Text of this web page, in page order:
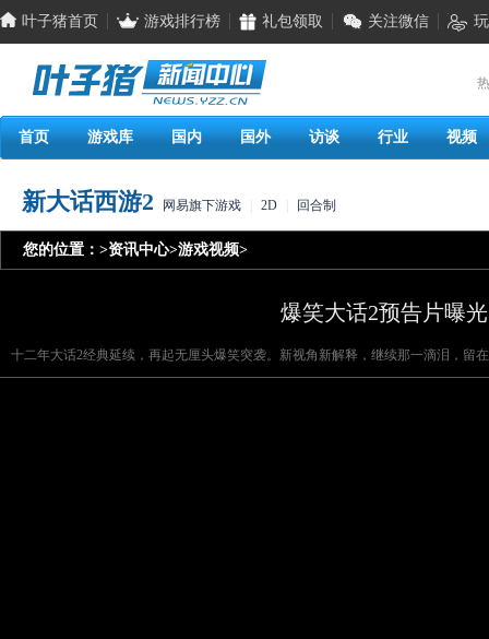
叶子猪首页 游戏排行榜 礼包领取 关注微信
首页 游戏库 国内 国外 访谈 行业 视频
新大话西游2 网易旗下游戏 2D 回合制
您的位置： >资讯中心>游戏视频>
爆笑大话2预告片曝
十二年大话2经典延续，再起无厘头爆笑突袭。新视角新解释，继续那一滴泪，